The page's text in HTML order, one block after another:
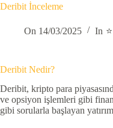
Deribit İnceleme
On 14/03/2025 In
Deribit Nedir?
Deribit, kripto para
ve opsiyon işlemleri gibi
gibi sorularla başlayan